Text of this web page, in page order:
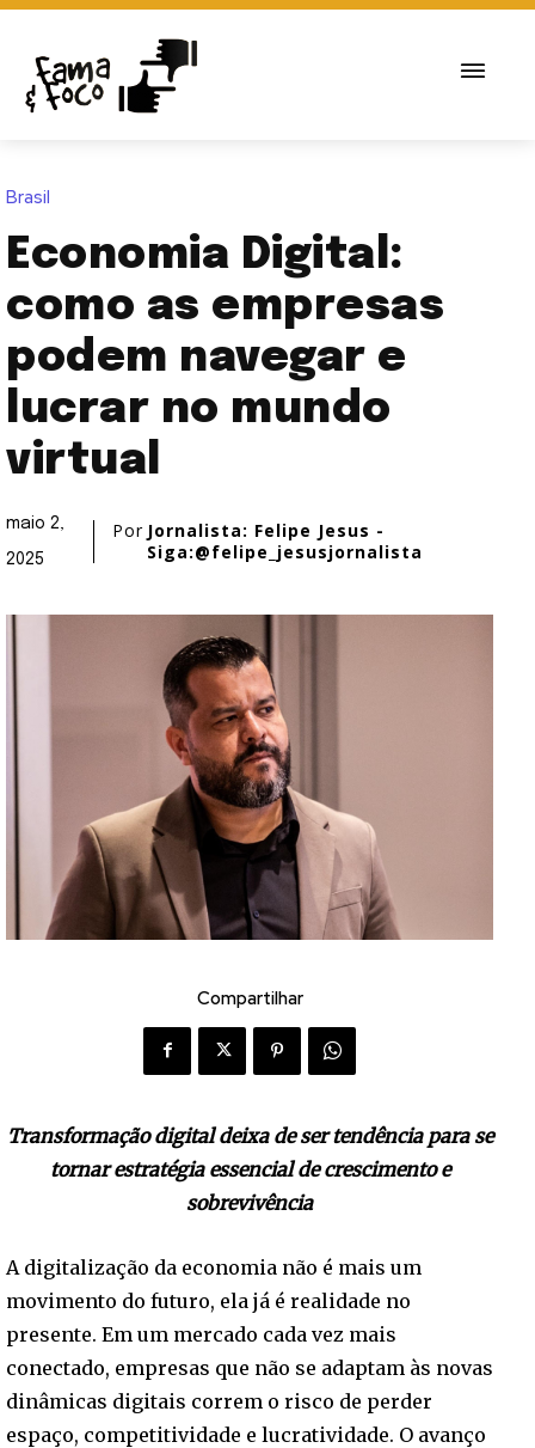
Brasil
Economia Digital:
como as empresas
podem navegar e
lucrar no mundo
virtual
maio 2,
2025
Por Jornalista: Felipe Jesus -
Siga:@felipe_jesusjornalista
Compartilhar
Transformação digital deixa de ser tendência para se
tornar estratégia essencial de crescimento e
sobrevivência
A digitalização da economia não é mais um
movimento do futuro, ela já é realidade no
presente. Em um mercado cada vez mais
conectado, empresas que não se adaptam às novas
dinâmicas digitais correm o risco de perder
espaço, competitividade e lucratividade. O avanço